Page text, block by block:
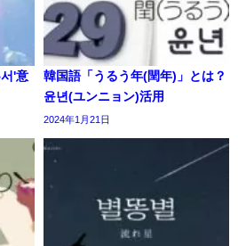
'意
韓国語「うるう年(閏年)」とは？
윤년(ユンニョン)活用
2024年1月21日